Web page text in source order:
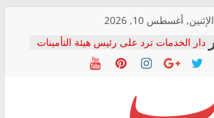
الإثنين, أغسطس 10, 2026
دار الخدمات ترد على رئيس هيئة التأمينات
بعد مؤتمره الصحفي: إنكار الأزمة لا ينهي
معاناة أصحاب المعاشات.. ونطالب بكشف
فرحات سليمان يكتب: القطاع الصحي إلى
أين؟